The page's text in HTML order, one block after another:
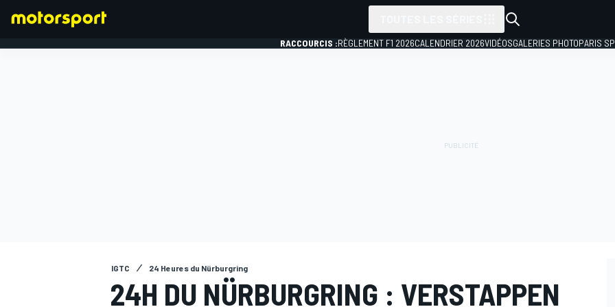
RACCOURCIS :RÈGLEMENT F1 2026CALENDRIER 2026VIDÉOSGALERIES PHOTOPARIS
IGTC 24 Heures du Nürburgring
24H DU NÜRBURGRING : VERSTAPPEN